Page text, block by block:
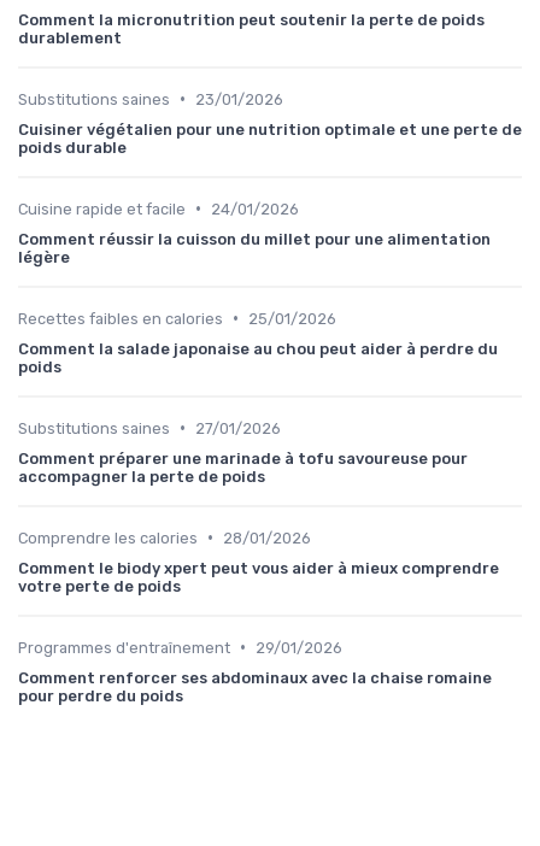
Comment la micronutrition peut soutenir la perte de poids
durablement
Substitutions saines •
23/01/2026
Cuisiner végétalien pour une nutrition optimale et une perte de
poids durable
Cuisine rapide et facile •
24/01/2026
Comment réussir la cuisson du millet pour une alimentation
légère
Recettes faibles en calories •
25/01/2026
Comment la salade japonaise au chou peut aider à perdre du
poids
Substitutions saines •
27/01/2026
Comment préparer une marinade à tofu savoureuse pour
accompagner la perte de poids
Comprendre les calories •
28/01/2026
Comment le biody xpert peut vous aider à mieux comprendre
votre perte de poids
Programmes d'entraînement •
29/01/2026
Comment renforcer ses abdominaux avec la chaise romaine
pour perdre du poids